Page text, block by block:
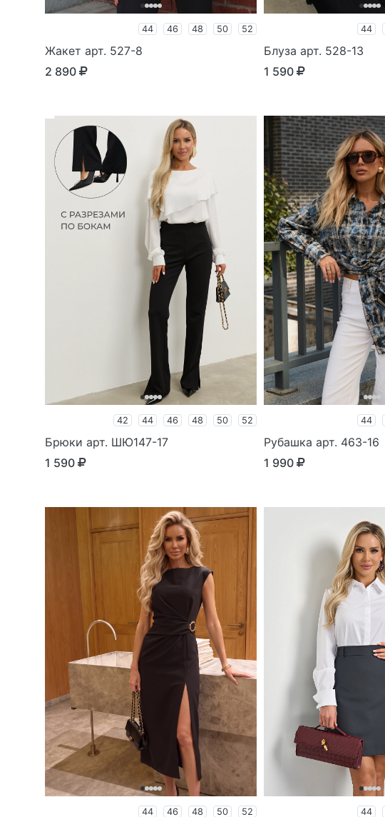
44 46 48 50 52
Жакет арт. 527-8
2 890
44
Блуза арт. 528-13
1 590
42 44 46 48 50 52
Брюки арт. ШЮ147-17
1 590
44
Рубашка арт. 463-16
1 990
44 46 48 50 52 44